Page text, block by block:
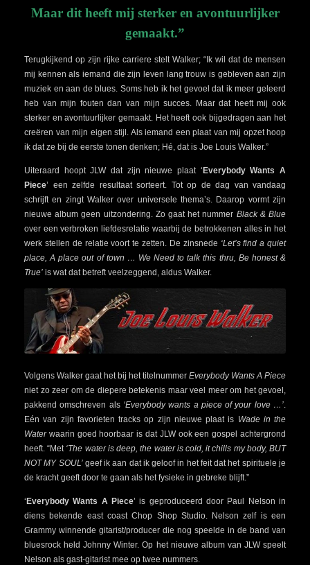
Maar dit heeft mij sterker en avontuurlijker
gemaakt.”
Terugkijkend op zijn rijke carriere stelt Walker; “Ik wil dat de mensen
mij kennen als iemand die zijn leven lang trouw is gebleven aan zijn
muziek en aan de blues. Soms heb ik het gevoel dat ik meer geleerd
heb van mijn fouten dan van mijn succes. Maar dat heeft mij ook
sterker en avontuurlijker gemaakt. Het heeft ook bijgedragen aan het
creëren van mijn eigen stijl. Als iemand een plaat van mij opzet hoop
ik dat ze bij de eerste tonen denken; Hé, dat is Joe Louis Walker.”
Uiteraard hoopt JLW dat zijn nieuwe plaat ‘Everybody Wants A
Piece’ een zelfde resultaat sorteert. Tot op de dag van vandaag
schrijft en zingt Walker over universele thema’s. Daarop vormt zijn
nieuwe album geen uitzondering. Zo gaat het nummer Black & Blue
over een verbroken liefdesrelatie waarbij de betrokkenen alles in het
werk stellen de relatie voort te zetten. De zinsnede ‘Let’s find a quiet
place, A place out of town … We Need to talk this thru, Be honest &
True’ is wat dat betreft veelzeggend, aldus Walker.
Volgens Walker gaat het bij het titelnummer Everybody Wants A Piece
niet zo zeer om de diepere betekenis maar veel meer om het gevoel,
pakkend omschreven als ‘Everybody wants a piece of your love …’
Eén van zijn favorieten tracks op zijn nieuwe plaat is Wade in the
Waterwaarin goed hoorbaar is dat JLW ook een gospel achtergrond
heeft. “Met ‘The water is deep, the water is cold, it chills my body, BUT
NOT MY SOUL’geef ik aan dat ik geloof in het feit dat het spirituele je
de kracht geeft door te gaan als het fysieke in gebreke blijft.”
‘Everybody Wants A Piece’ is geproduceerd door Paul Nelson in
diens bekende east coast Chop Shop Studio. Nelson zelf is een
Grammy winnende gitarist/producer die nog speelde in de band van
bluesrock held Johnny Winter. Op het nieuwe album van JLW speelt
Nelson als gast-gitarist mee op twee nummers.